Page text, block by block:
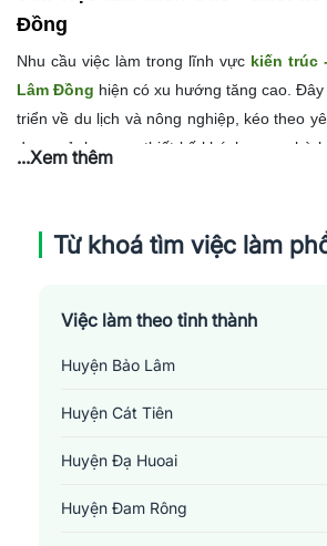
Đồng
Nhu cầu việc làm trong lĩnh vực kiến trúc
Lâm Đồng hiện có xu hướng tăng cao.
triển về du lịch và nông nghiệp, kéo theo
dựng cảnh quan, thiết kế khách sạn, nhà
giải pháp thiết kế hiện đại, sáng tạo, tiết
thiện với môi trường. Điều này mở ra
Tuy nhiên, nguồn nhân lực chất
triển đội ngũ chuyên gia địa phương có
cũng như hiểu biết sâu sắc về văn hóa
Việc làm kiến trúc - thiết kế nội thất
...Xem thêm
Từ khoá tìm việc làm
Việc làm theo tỉnh thành
Huyện Bảo Lâm
Huyện Cát Tiên
Huyện Đạ Huoai
Huyện Đam Rông